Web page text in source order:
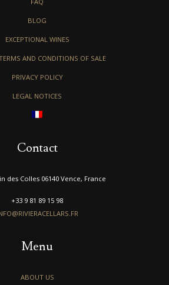
FAQ
BLOG
EXCEPTIONAL WINES
AND CONDITIONS OF SALE
PRIVACY POLICY
LEGAL NOTICES
Contact
des Colles 06140 Vence, France
+33 9 81 89 15 98
Menu
ABOUT US